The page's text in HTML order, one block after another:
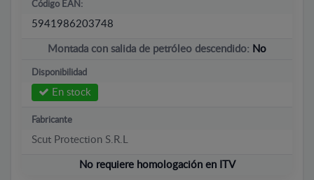
Código EAN:
5941986203748
Montada con salida de petróleo descendido: No
Disponibilidad
En stock
Fabricante
Scut Protection S.R.L
No requiere homologación en ITV